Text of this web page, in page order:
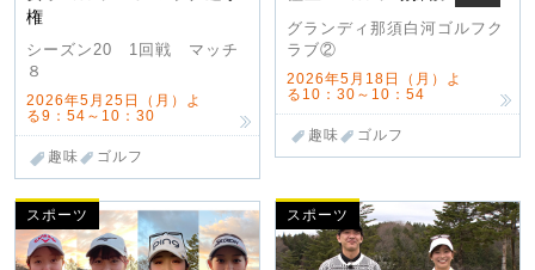
権
シーズン20 1回戦 マッチ
８
2026年5月25日（月）よ
る9：54～10：30
趣味 ゴルフ
グランディ那須白河ゴルフク
ラブ②
2026年5月18日（月）よ
る10：30～10：54
趣味 ゴルフ
スポーツ スポーツ